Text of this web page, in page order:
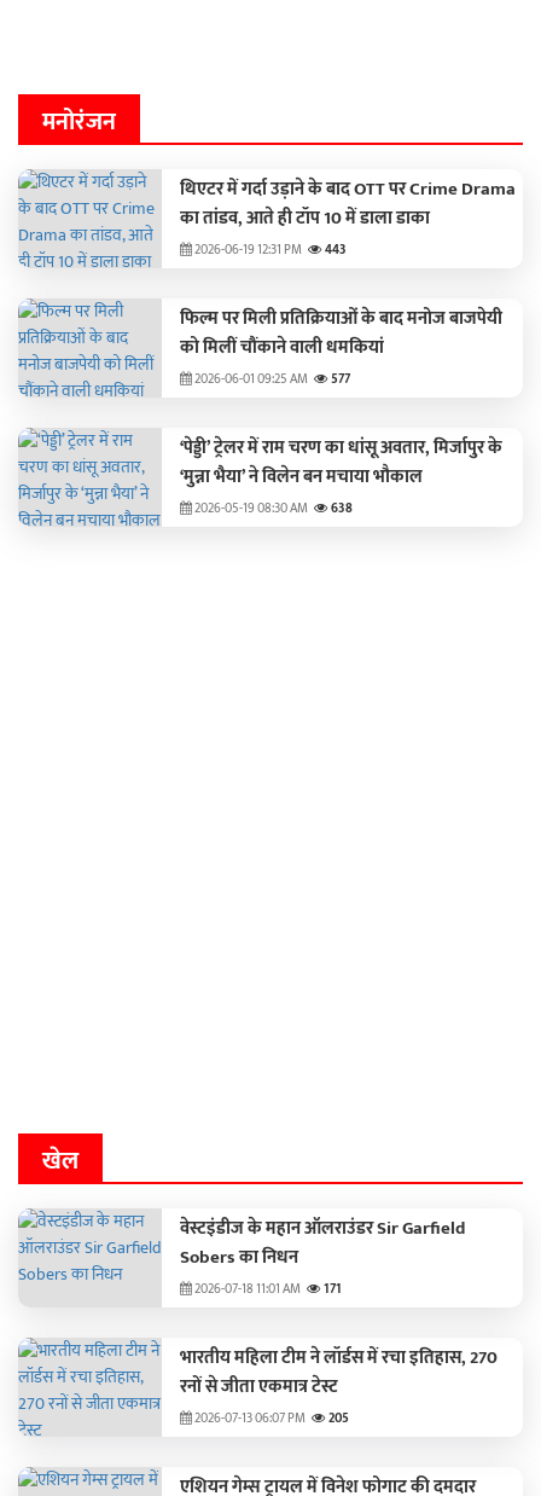
मनोरंजन
थिएटर में गर्दा उड़ाने के बाद OTT पर Crime Drama
का तांडव, आते ही टॉप 10 में डाला डाका
2026-06-19 12:31 PM 443
फिल्म पर मिली प्रतिक्रियाओं के बाद मनोज बाजपेयी
को मिलीं चौंकाने वाली धमकियां
2026-06-01 09:25 AM 577
‘पेड्डी’ ट्रेलर में राम चरण का धांसू अवतार, मिर्जापुर के
‘मुन्ना भैया’ ने विलेन बन मचाया भौकाल
2026-05-19 08:30 AM 638
खेल
वेस्टइंडीज के महान ऑलराउंडर Sir Garfield
Sobers का निधन
2026-07-18 11:01 AM 171
भारतीय महिला टीम ने लॉर्डस में रचा इतिहास, 270
रनों से जीता एकमात्र टेस्ट
2026-07-13 06:07 PM 205
एशियन गेम्स ट्रायल में विनेश फोगाट की दमदार